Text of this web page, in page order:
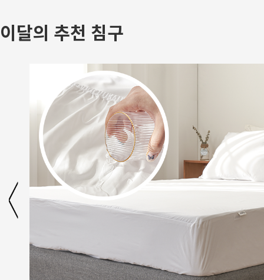
이달의 추천 침구